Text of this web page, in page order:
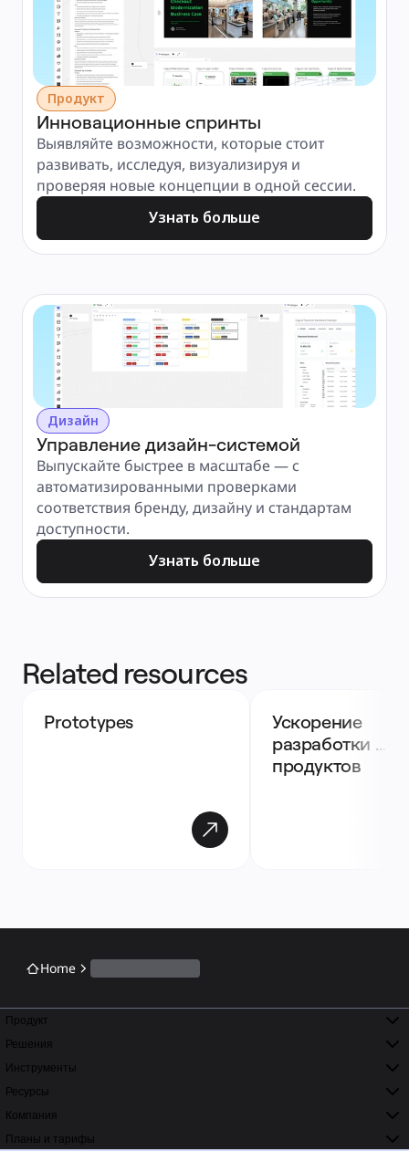
Продукт
Инновационные спринты
Выявляйте возможности, которые стоит
развивать, исследуя, визуализируя и
проверяя новые концепции в одной сессии.
Узнать больше
Дизайн
Управление дизайн-системой
Выпускайте быстрее в масштабе — с
автоматизированными проверками
соответствия бренду, дизайну и стандартам
доступности.
Узнать больше
Related resources
Prototypes
Ускорение
разработки
продуктов
Home
Продукт
Решения
Инструменты
Ресурсы
Компания
Планы и тарифы